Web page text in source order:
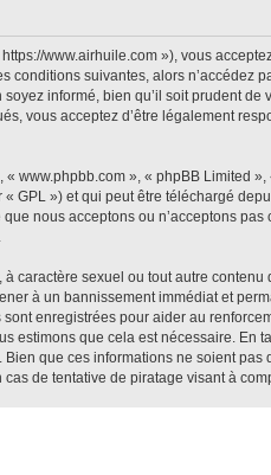
www.airhuile.com »), vous
suivantes, alors n’accédez
informé, bien qu’il soit prudent de
vous acceptez d’être légalement
www.phpbb.com », « phpBB Limited
GPL ») et qui peut être téléchargé
nous acceptons ou n’acceptons
caractère sexuel ou tout autre
à un bannissement immédiat et
enregistrées pour aider au
estimons que cela est nécessaire. En
que ces informations ne soient pas
de tentative de piratage visant à